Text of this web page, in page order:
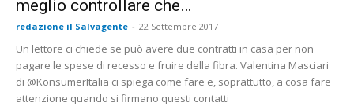
meglio controllare che…
redazione il Salvagente - 22 Settembre 2017
Un lettore ci chiede se può avere due contratti in casa per non
pagare le spese di recesso e fruire della fibra. Valentina Masciari
di @KonsumerItalia ci spiega come fare e, soprattutto, a cosa fare
attenzione quando si firmano questi contatti